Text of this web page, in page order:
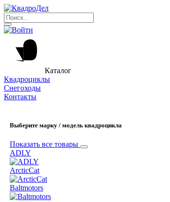
Каталог
Квадроциклы
Снегоходы
Контакты
Выберите марку / модель квадроцикла
Показать все товары
ADLY
ArcticCat
Baltmotors